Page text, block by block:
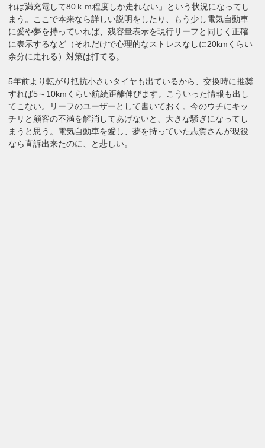
れば満充電して80ｋｍ程度しか走れない」という状況になってし
まう。ここで本来なら詳しい説明をしたり、もう少し電気自動車
に愛や夢を持っていれば、残容量表示を現行リーフと同じく正確
に表示するなど（それだけで心理的なストレスなしに20kmくらい
余分に走れる）対策は打てる。
5年前より転がり抵抗小さいタイヤも出ているから、交換時に推奨
すれば5～10kmくらい航続距離伸びます。こういった情報も出し
てこない。リーフのユーザーとして書いておく。今のウチにキッ
チリと顧客の不満を解消してあげないと、大きな騒ぎになってし
まうと思う。電気自動車を愛し、夢を持っていた志賀さんが現役
なら直訴出来たのに、と悲しい。